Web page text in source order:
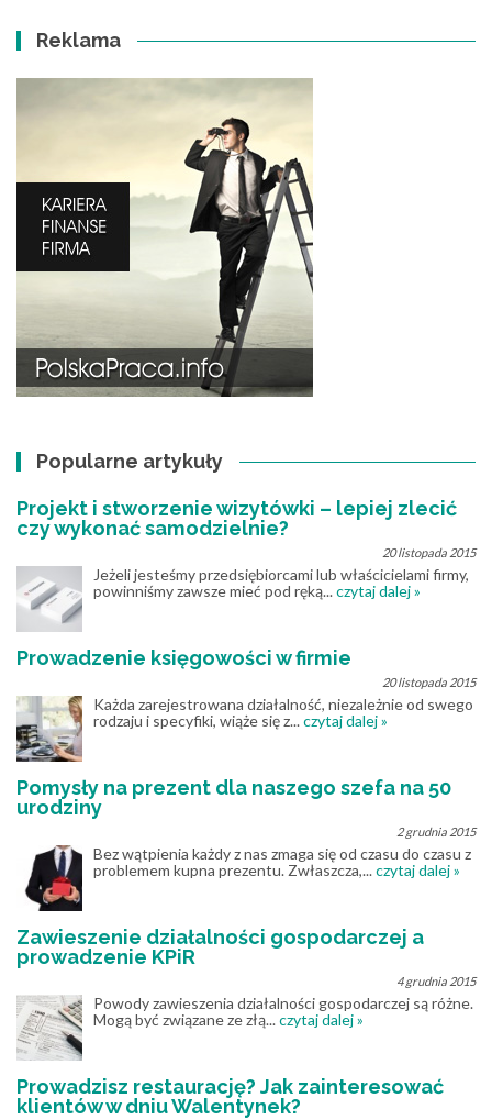
Reklama
Popularne artykuły
Projekt i stworzenie wizytówki – lepiej zlecić
czy wykonać samodzielnie?
20 listopada 2015
Jeżeli jesteśmy przedsiębiorcami lub właścicielami firmy,
powinniśmy zawsze mieć pod ręką...czytaj dalej »
Prowadzenie księgowości w firmie
20 listopada 2015
Każda zarejestrowana działalność, niezależnie od swego
rodzaju i specyfiki, wiąże się z...czytaj dalej »
Pomysły na prezent dla naszego szefa na 50
urodziny
2 grudnia 2015
Bez wątpienia każdy z nas zmaga się od czasu do czasu z
problemem kupna prezentu. Zwłaszcza,...czytaj dalej »
Zawieszenie działalności gospodarczej a
prowadzenie KPiR
4 grudnia 2015
Powody zawieszenia działalności gospodarczej są różne.
Mogą być związane ze złą...czytaj dalej »
Prowadzisz restaurację? Jak zainteresować
klientów w dniu Walentynek?